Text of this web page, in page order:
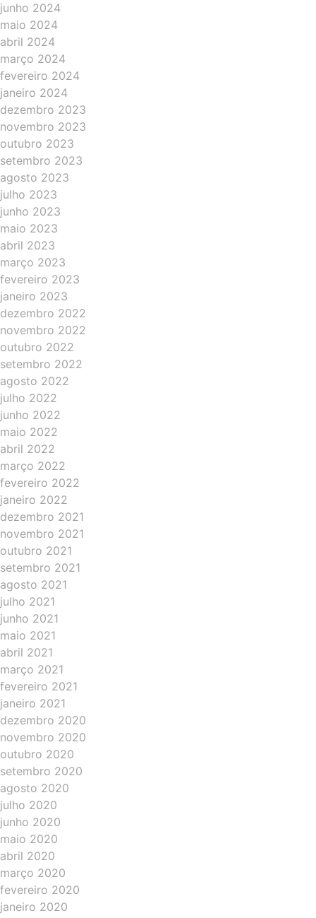
junho 2024
maio 2024
abril 2024
março 2024
fevereiro 2024
janeiro 2024
dezembro 2023
novembro 2023
outubro 2023
setembro 2023
agosto 2023
julho 2023
junho 2023
maio 2023
abril 2023
março 2023
fevereiro 2023
janeiro 2023
dezembro 2022
novembro 2022
outubro 2022
setembro 2022
agosto 2022
julho 2022
junho 2022
maio 2022
abril 2022
março 2022
fevereiro 2022
janeiro 2022
dezembro 2021
novembro 2021
outubro 2021
setembro 2021
agosto 2021
julho 2021
junho 2021
maio 2021
abril 2021
março 2021
fevereiro 2021
janeiro 2021
dezembro 2020
novembro 2020
outubro 2020
setembro 2020
agosto 2020
julho 2020
junho 2020
maio 2020
abril 2020
março 2020
fevereiro 2020
janeiro 2020